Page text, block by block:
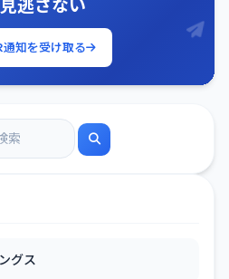
逃さない
通知を受け取る
グス